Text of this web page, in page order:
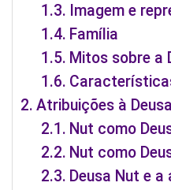
Imagem e
Família
Mitos sobre a
Atribuições à
Nut como
Nut como
Deusa Nut e